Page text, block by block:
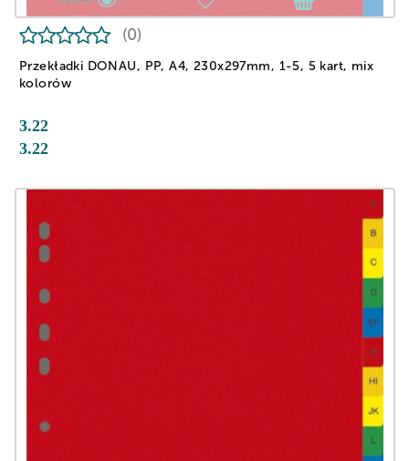
Przekładki DONAU, PP, A4, 230x297mm, 1-5, 5 kart, mix
kolorów
(0)
3.22
3.22